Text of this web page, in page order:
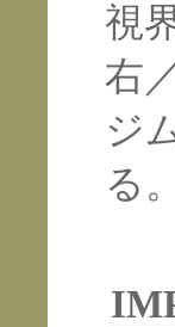
視
右
ジ
る。